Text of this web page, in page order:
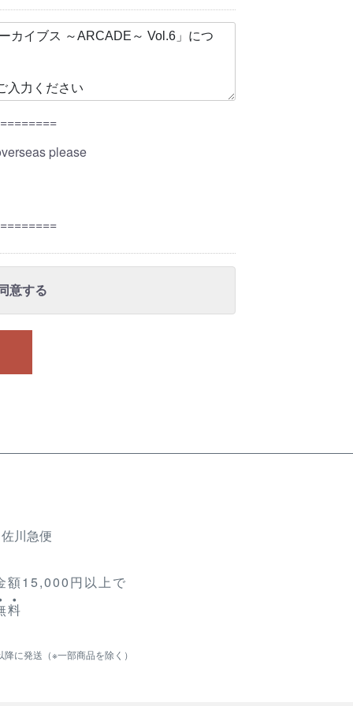
please
意する
川急便
額15,000円以上で
料
に発送（※一部商品を除く）